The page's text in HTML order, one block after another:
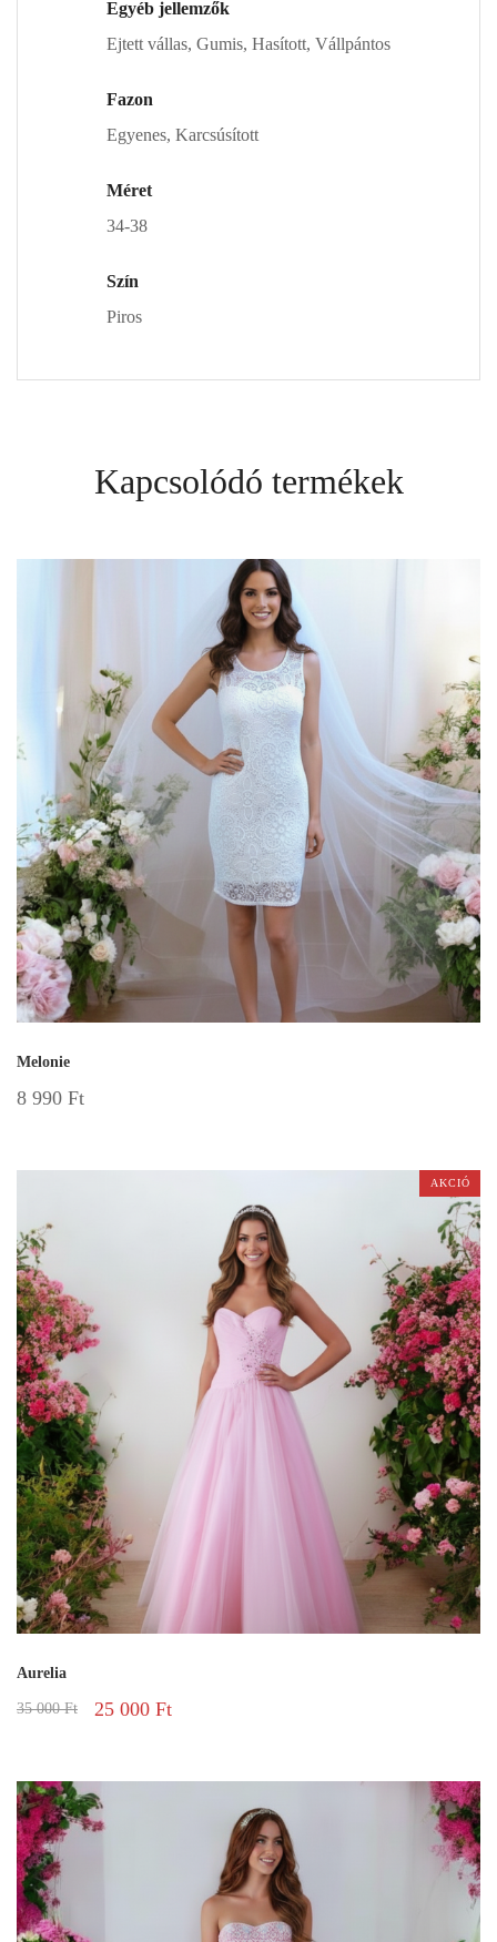
Egyéb jellemzők
Ejtett vállas, Gumis, Hasított, Vállpántos
Fazon
Egyenes, Karcsúsított
Méret
34-38
Szín
Piros
Kapcsolódó termékek
Melonie
8 990 Ft
AKCIÓ
Aurelia
35 000Ft 25 000 Ft